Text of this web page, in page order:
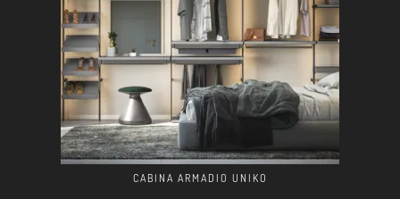
CABINA ARMADIO UNIKO